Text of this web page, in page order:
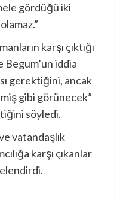
gördüğü iki
karşı çıktığı
Begum’un iddia
gerektiğini, ancak
gibi görünecek”
söyledi.
vatandaşlık
karşı çıkanlar